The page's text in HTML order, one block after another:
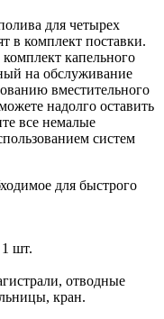
для четырех
в комплект поставки.
капельного
на обслуживание
вместительного
надолго оставить
все немалые
систем
для быстрого
1 шт.
отводные
кран.